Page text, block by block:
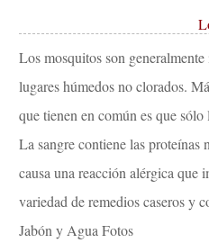
Los mosquitos son
lugares húmedos no clorados.
que tienen en común es que
La sangre contiene las proteínas
causa una reacción alérgica que
variedad de remedios caseros y
Jabón y Agua Fotos